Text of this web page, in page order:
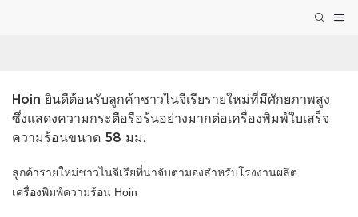
Hoin ยินดีต้อนรับลูกค้าชาวไนจีเรียรายใหม่ที่มีศักยภาพสูง
ซึ่งแสดงความกระตือรือร้นอย่างมากต่อเครื่องพิมพ์ใบเสร็จ
ความร้อนขนาด 58 มม.
ลูกค้ารายใหม่ชาวไนจีเรียที่น่าจับตามองสำหรับโรงงานผลิต
เครื่องพิมพ์ความร้อน Hoin